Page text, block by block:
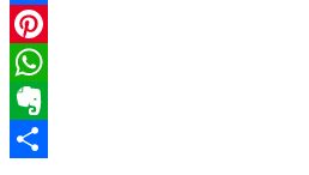
Facebook
Pinterest
WhatsApp
Evernote